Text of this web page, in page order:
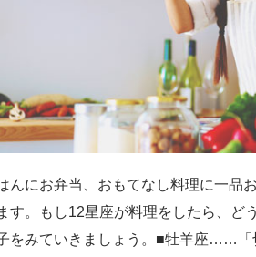
んにお弁当、おもてなし料理に一品
す。もし12星座が料理をしたら、ど
をみていきましょう。■牡羊座……「